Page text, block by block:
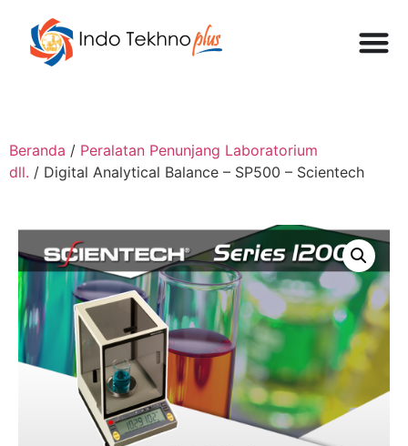
Beranda / Peralatan Penunjang Laboratorium
dll. / Digital Analytical Balance – SP500 – Scientech